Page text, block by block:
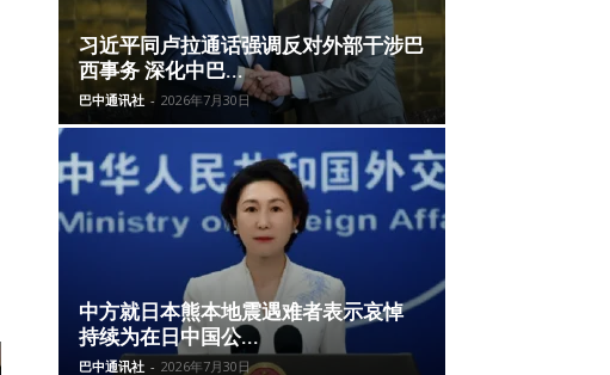
习近平同卢拉通话强调反对外部干涉巴
西事务 深化中巴...
巴中通讯社 - 2026年7月30日
中方就日本熊本地震遇难者表示哀悼
持续为在日中国公...
巴中通讯社 - 2026年7月30日